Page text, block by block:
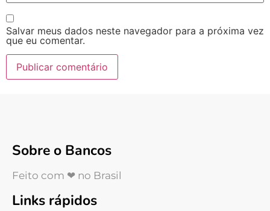
Salvar meus dados neste navegador para a próxima vez
que eu comentar.
Sobre o Bancos
Feito com ❤ no Brasil
Links rápidos